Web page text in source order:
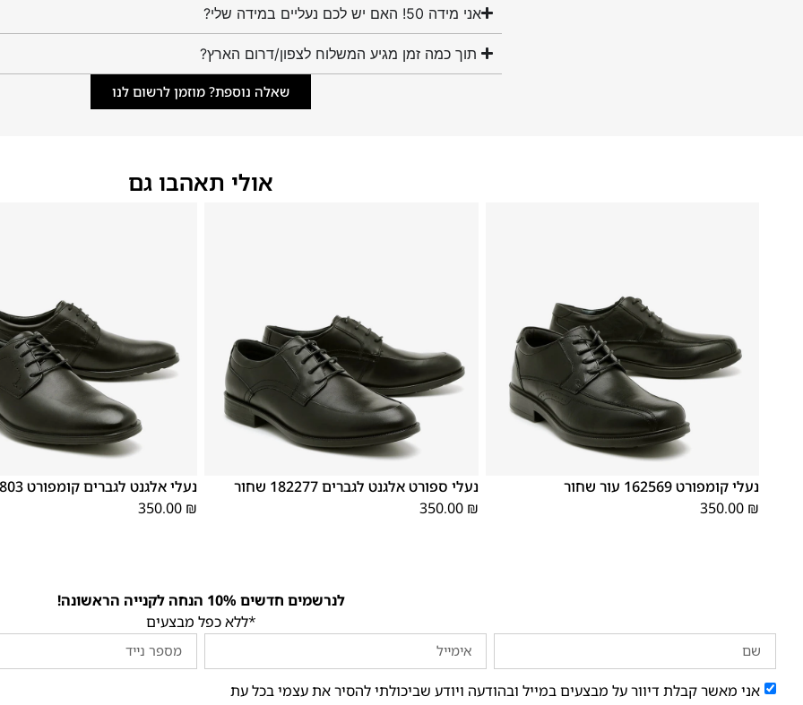
אני מידה 50! האם יש לכם נעליים במידה שלי?
תוך כמה זמן מגיע המשלוח לצפון/דרום הארץ?
שאלה נוספת? מוזמן לרשום לנו
אולי תאהבו גם
נעלי קומפורט 162569 עור שחור
350.00 ₪
נעלי ספורט אלגנט לגברים 182277 שחור
350.00 ₪
נעלי אלגנט לגברים קומפורט 181803 שחור
350.00 ₪
לנרשמים חדשים 10% הנחה לקנייה הראשונה!
*ללא כפל מבצעים
אני מאשר קבלת דיוור על מבצעים במייל ובהודעה ויודע שביכולתי להסיר את עצמי בכל עת